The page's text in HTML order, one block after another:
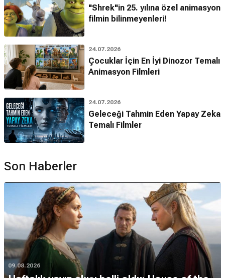
"Shrek"in 25. yılına özel animasyon
filmin bilinmeyenleri!
24.07.2026
Çocuklar İçin En İyi Dinozor Temalı
Animasyon Filmleri
24.07.2026
Geleceği Tahmin Eden Yapay Zeka
Temalı Filmler
Son Haberler
09.08.2026